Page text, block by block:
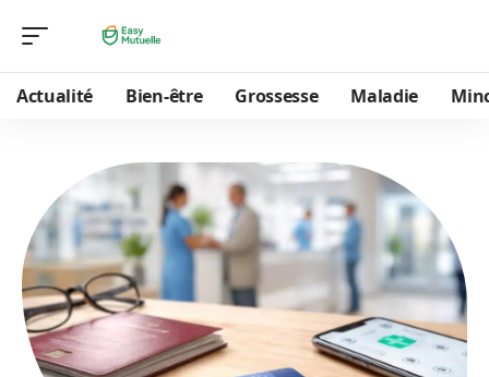
Actualité Bien-être Grossesse Maladie